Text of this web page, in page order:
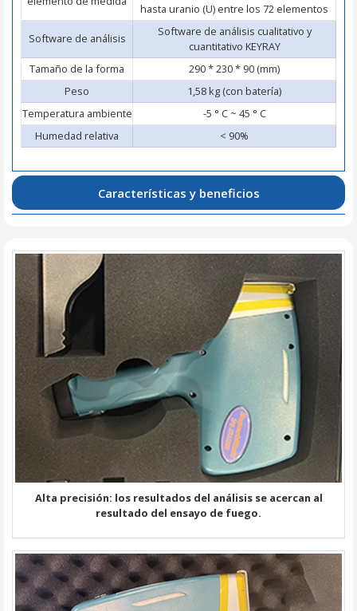
hasta uranio (U) entre los 72 elementos
Software de análisis
Software de análisis cualitativo y
cuantitativo KEYRAY
Tamaño de la forma
290 * 230 * 90 (mm)
Peso
1,58 kg (con batería)
Temperatura ambiente
-5 ° C ~ 45 ° C
Humedad relativa
< 90%
Características y beneficios
Alta precisión: los resultados del análisis se acercan al
resultado del ensayo de fuego.